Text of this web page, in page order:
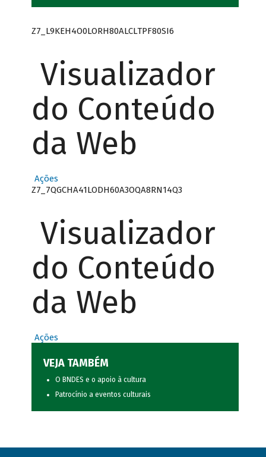
Z7_L9KEH4O0LORH80ALCLTPF80SI6
Visualizador
do Conteúdo
da Web
Ações
Z7_7QGCHA41LODH60A3OQA8RN14Q3
Visualizador
do Conteúdo
da Web
Ações
VEJA TAMBÉM
O BNDES e o apoio à cultura
Patrocínio a eventos culturais